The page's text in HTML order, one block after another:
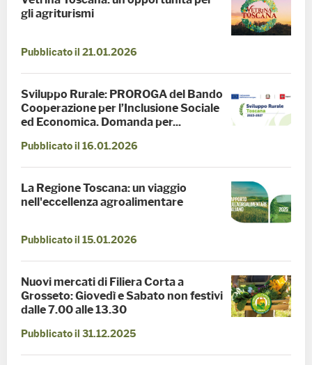
gli agriturismi
Pubblicato il 21.01.2026
Sviluppo Rurale: PROROGA del Bando
Cooperazione per l’Inclusione Sociale
ed Economica. Domanda per...
Pubblicato il 16.01.2026
La Regione Toscana: un viaggio
nell'eccellenza agroalimentare
Pubblicato il 15.01.2026
Nuovi mercati di Filiera Corta a
Grosseto: Giovedì e Sabato non festivi
dalle 7.00 alle 13.30
Pubblicato il 31.12.2025